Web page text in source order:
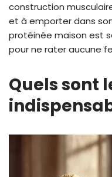
construction
et à emporter dans
protéinée maison est
pour ne rater aucune
Quels sont